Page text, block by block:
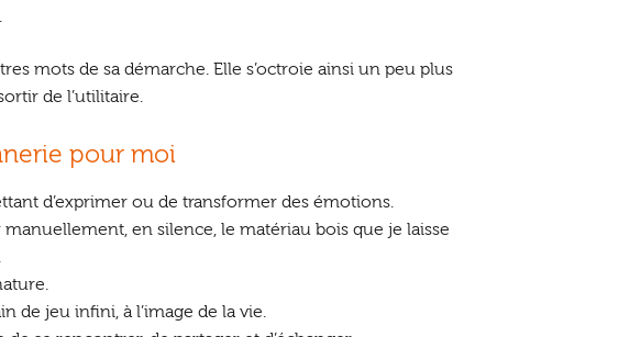
mots de sa démarche. Elle s’octroie ainsi un peu plus
de l’utilitaire.
pour moi
d’exprimer ou de transformer des émotions.
manuellement, en silence, le matériau bois que je laisse
de jeu infini, à l’image de la vie.